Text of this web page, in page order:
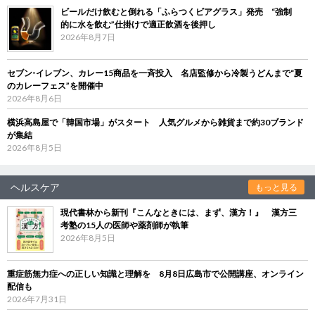
ビールだけ飲むと倒れる「ふらつくビアグラス」発売 “強制
的に水を飲む”仕掛けで適正飲酒を後押し
2026年8月7日
セブン‐イレブン、カレー15商品を一斉投入 名店監修から冷製うどんまで“夏
のカレーフェス”を開催中
2026年8月6日
横浜高島屋で「韓国市場」がスタート 人気グルメから雑貨まで約30ブランド
が集結
2026年8月5日
ヘルスケア もっと見る
現代書林から新刊『こんなときには、まず、漢方！』 漢方三
考塾の15人の医師や薬剤師が執筆
2026年8月5日
重症筋無力症への正しい知識と理解を 8月8日広島市で公開講座、オンライン
配信も
2026年7月31日